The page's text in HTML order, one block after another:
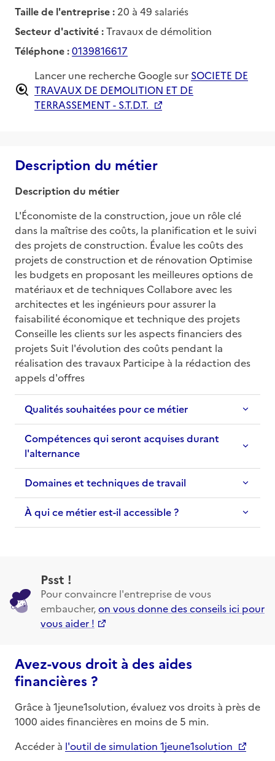
Taille de l'entreprise : 20 à 49 salariés
Secteur d'activité :Travaux de démolition
Téléphone :0139816617
Lancer une recherche Google sur SOCIETE DE
TRAVAUX DE DEMOLITION ET DE
TERRASSEMENT - S.T.D.T.
Description du métier
Description du métier
L'Économiste de la construction, joue un rôle clé
dans la maîtrise des coûts, la planification et le suivi
des projets de construction. Évalue les coûts des
projets de construction et de rénovation Optimise
les budgets en proposant les meilleures options de
matériaux et de techniques Collabore avec les
architectes et les ingénieurs pour assurer la
faisabilité économique et technique des projets
Conseille les clients sur les aspects financiers des
projets Suit l'évolution des coûts pendant la
réalisation des travaux Participe à la rédaction des
appels d'offres
Qualités souhaitées pour ce métier
Compétences qui seront acquises durant
l'alternance
Domaines et techniques de travail
À qui ce métier est-il accessible ?
Psst !
Pour convaincre l'entreprise de vous
embaucher,on vous donne des conseils ici pour
vous aider !
Avez-vous droit à des aides
financières ?
Grâce à 1jeune1solution, évaluez vos droits à près de
1000 aides financières en moins de 5 min.
Accéder à l'outil de simulation 1jeune1solution